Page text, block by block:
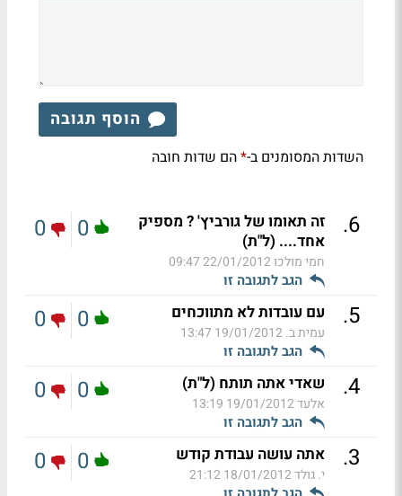
הוסף תגובה
השדות המסומנים ב-*הם שדות חובה
6
.
זה תאומו של גורביץ' ? מספיק
אחד.... (ל"ת)
חמי מולכו22/01/2012 09:47
הגב לתגובה זו
0
0
5
. עם עובדות לא מתווכחים
עמית ב.19/01/2012 13:47
הגב לתגובה זו
0
0
4
. שאדי אתה תותח (ל"ת)
אלעד19/01/2012 13:19
הגב לתגובה זו
0
0
3
. אתה עושה עבודת קודש
י. גולד18/01/2012 21:12
0
0